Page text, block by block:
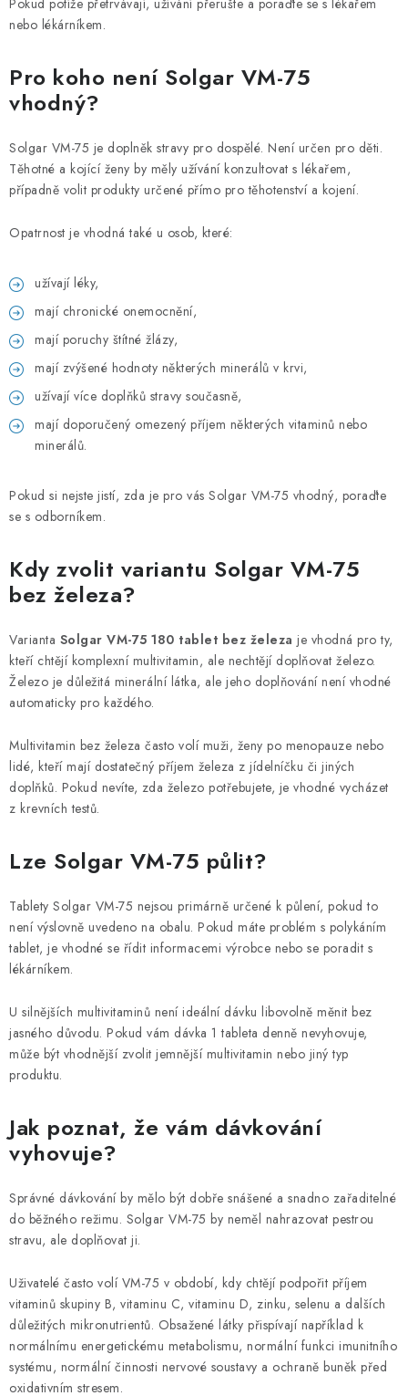
Pokud potíže přetrvávají, užívání přerušte a poraďte se s lékařem
nebo lékárníkem.
Pro koho není Solgar VM-75
vhodný?
Solgar VM-75 je doplněk stravy pro dospělé. Není určen pro děti.
Těhotné a kojící ženy by měly užívání konzultovat s lékařem,
případně volit produkty určené přímo pro těhotenství a kojení.
Opatrnost je vhodná také u osob, které:
užívají léky,
mají chronické onemocnění,
mají poruchy štítné žlázy,
mají zvýšené hodnoty některých minerálů v krvi,
užívají více doplňků stravy současně,
mají doporučený omezený příjem některých vitaminů nebo
minerálů.
Pokud si nejste jistí, zda je pro vás Solgar VM-75 vhodný, poraďte
se s odborníkem.
Kdy zvolit variantu Solgar VM-75
bez železa?
Varianta Solgar VM-75 180 tablet bez železa je vhodná pro ty,
kteří chtějí komplexní multivitamin, ale nechtějí doplňovat železo.
Železo je důležitá minerální látka, ale jeho doplňování není vhodné
automaticky pro každého.
Multivitamin bez železa často volí muži, ženy po menopauze nebo
lidé, kteří mají dostatečný příjem železa z jídelníčku či jiných
doplňků. Pokud nevíte, zda železo potřebujete, je vhodné vycházet
z krevních testů.
Lze Solgar VM-75 půlit?
Tablety Solgar VM-75 nejsou primárně určené k půlení, pokud to
není výslovně uvedeno na obalu. Pokud máte problém s polykáním
tablet, je vhodné se řídit informacemi výrobce nebo se poradit s
lékárníkem.
U silnějších multivitaminů není ideální dávku libovolně měnit bez
jasného důvodu. Pokud vám dávka 1 tableta denně nevyhovuje,
může být vhodnější zvolit jemnější multivitamin nebo jiný typ
produktu.
Jak poznat, že vám dávkování
vyhovuje?
Správné dávkování by mělo být dobře snášené a snadno zařaditelné
do běžného režimu. Solgar VM-75 by neměl nahrazovat pestrou
stravu, ale doplňovat ji.
Uživatelé často volí VM-75 v období, kdy chtějí podpořit příjem
vitaminů skupiny B, vitaminu C, vitaminu D, zinku, selenu a dalších
důležitých mikronutrientů. Obsažené látky přispívají například k
normálnímu energetickému metabolismu, normální funkci imunitního
systému, normální činnosti nervové soustavy a ochraně buněk před
oxidativním stresem.